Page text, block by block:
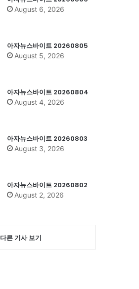
August 6, 2026
아자뉴스바이트 20260805
August 5, 2026
아자뉴스바이트 20260804
August 4, 2026
아자뉴스바이트 20260803
August 3, 2026
아자뉴스바이트 20260802
August 2, 2026
다른 기사 보기